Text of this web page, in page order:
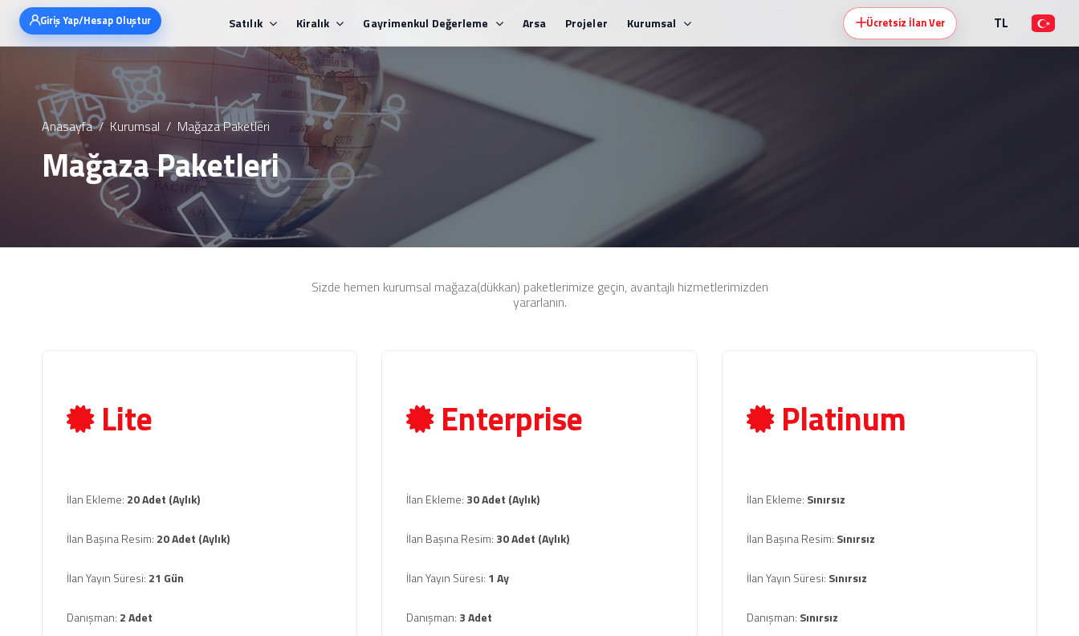
Satılık Kiralık Gayrimenkul Değerleme Arsa Projeler Kurumsal
Giriş Yap/Hesap Oluştur Ücretsiz İlan Ver TL
Anasayfa Kurumsal Mağaza Paketleri
Mağaza Paketleri
Sizde hemen kurumsal mağaza(dükkan) paketlerimize geçin, avantajlı hizmetlerimizden
yararlanın.
Lite
İlan Ekleme: 20 Adet (Aylık)
İlan Başına Resim: 20 Adet (Aylık)
İlan Yayın Süresi: 21 Gün
Danışman: 2 Adet
Enterprise
İlan Ekleme: 30 Adet (Aylık)
İlan Başına Resim: 30 Adet (Aylık)
İlan Yayın Süresi: 1 Ay
Danışman: 3 Adet
Platinum
İlan Ekleme: Sınırsız
İlan Başına Resim: Sınırsız
İlan Yayın Süresi: Sınırsız
Danışman: Sınırsız